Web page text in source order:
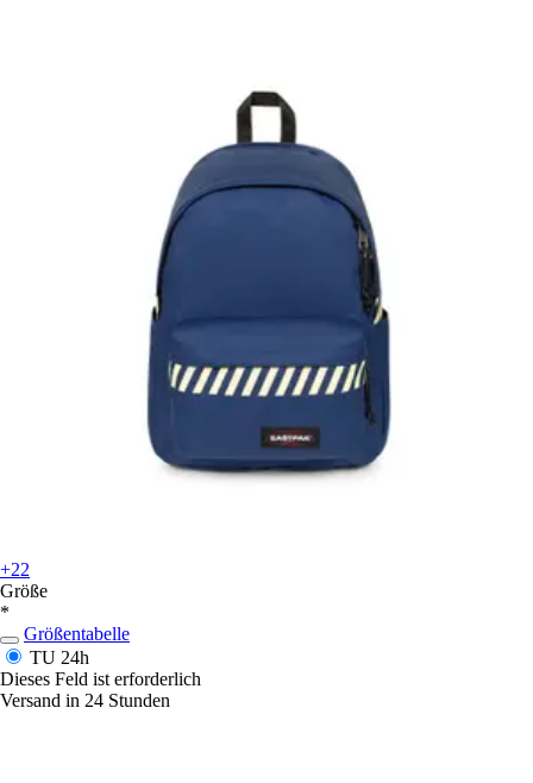
+22
Größe
*
Größentabelle
TU 24h
Dieses Feld ist erforderlich
Versand in 24 Stunden